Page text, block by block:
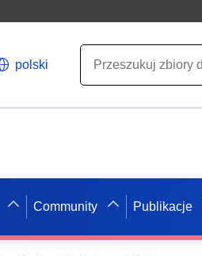
polski
Community Publikacje